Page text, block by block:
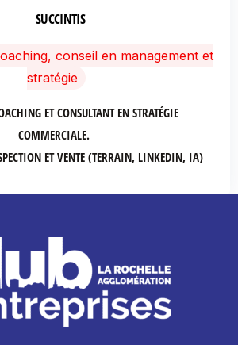
SUCCINTIS
conseil en management et
stratégie
ET CONSULTANT EN STRATÉGIE
COMMERCIALE.
ET VENTE (TERRAIN, LINKEDIN, IA)